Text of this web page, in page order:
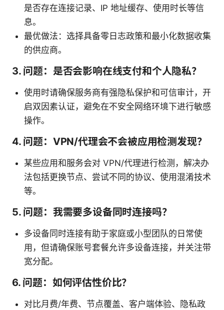
是否存在连接记录、IP 地址缓存、使用时长等信
息。
最优做法：选择具备零日志政策和最小化数据收集
的供应商。
3. 问题：是否会影响在线支付和个人隐私？
使用时请确保服务商有强隐私保护和可信审计，开
启双因素认证，避免在不安全网络环境下进行敏感
操作。
4. 问题：VPN/代理会不会被应用检测发现？
某些应用和服务会对 VPN/代理进行检测，解决办
法包括更换节点、尝试不同的协议、使用混淆技术
等。
5. 问题：我需要多设备同时连接吗？
多设备同时连接有助于家庭或小型团队的日常使
用，但请确保账号套餐允许多设备连接，并关注带
宽分配。
6. 问题：如何评估性价比？
对比月费/年费、节点覆盖、客户端体验、隐私政